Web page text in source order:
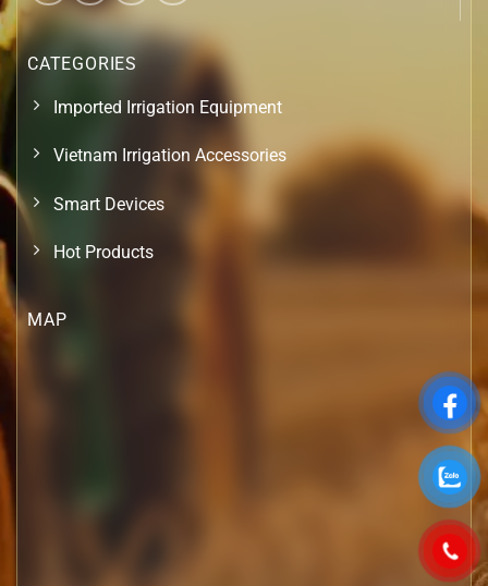
CATEGORIES
Imported Irrigation Equipment
Vietnam Irrigation Accessories
Smart Devices
Hot Products
MAP